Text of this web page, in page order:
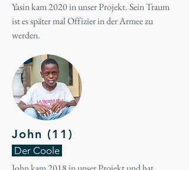
Yasin kam 2020 in unser Projekt. Sein Traum
ist es später mal Offizier in der Armee zu
werden.
John (11)
Der Coole